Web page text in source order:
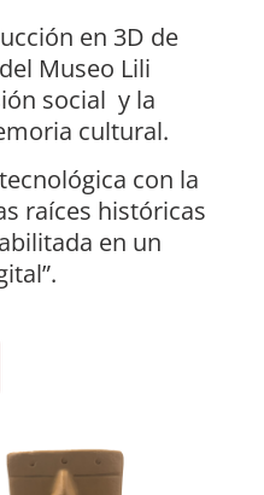
en 3D de
Museo Lili
social y la
cultural.
con la
raíces históricas
en un